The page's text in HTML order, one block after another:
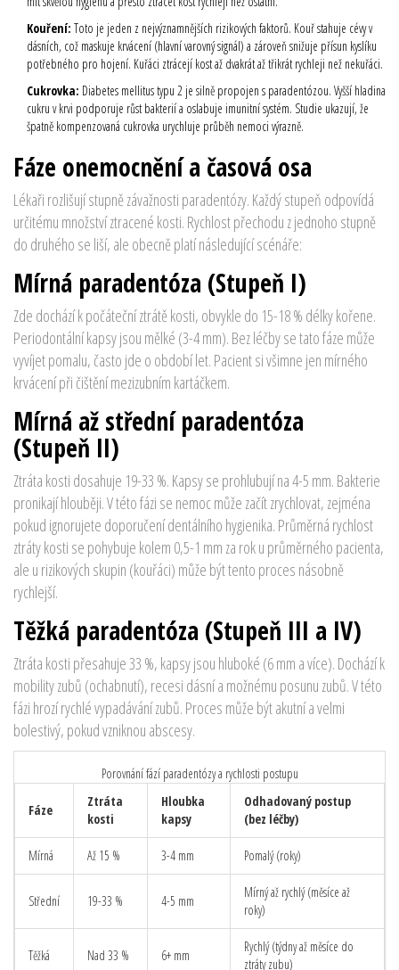
Kouření: Toto je jeden z nejvýznamnějších rizikových faktorů. Kouř stahuje cévy v
dásních, což maskuje krvácení (hlavní varovný signál) a zároveň snižuje přísun kyslíku
potřebného pro hojení. Kuřáci ztrácejí kost až dvakrát až třikrát rychleji než nekuřáci.
Cukrovka: Diabetes mellitus typu 2 je silně propojen s paradentózou. Vyšší hladina
cukru v krvi podporuje růst bakterií a oslabuje imunitní systém. Studie ukazují, že
špatně kompenzovaná cukrovka urychluje průběh nemoci výrazně.
Fáze onemocnění a časová osa
Lékaři rozlišují stupně závažnosti paradentózy. Každý stupeň odpovídá
určitému množství ztracené kosti. Rychlost přechodu z jednoho stupně
do druhého se liší, ale obecně platí následující scénáře:
Mírná paradentóza (Stupeň I)
Zde dochází k počáteční ztrátě kosti, obvykle do 15-18 % délky kořene.
Periodontální kapsy jsou mělké (3-4 mm). Bez léčby se tato fáze může
vyvíjet pomalu, často jde o období let. Pacient si všimne jen mírného
krvácení při čištění mezizubním kartáčkem.
Mírná až střední paradentóza
(Stupeň II)
Ztráta kosti dosahuje 19-33 %. Kapsy se prohlubují na 4-5 mm. Bakterie
pronikají hlouběji. V této fázi se nemoc může začít zrychlovat, zejména
pokud ignorujete doporučení dentálního hygienika. Průměrná rychlost
ztráty kosti se pohybuje kolem 0,5-1 mm za rok u průměrného pacienta,
ale u rizikových skupin (kouřáci) může být tento proces násobně
rychlejší.
Těžká paradentóza (Stupeň III a IV)
Ztráta kosti přesahuje 33 %, kapsy jsou hluboké (6 mm a více). Dochází k
mobility zubů (ochabnutí), recesi dásní a možnému posunu zubů. V této
fázi hrozí rychlé vypadávání zubů. Proces může být akutní a velmi
bolestivý, pokud vzniknou abscesy.
Porovnání fází paradentózy a rychlosti postupu
Fáze
Ztráta
kosti
Hloubka
kapsy
Odhadovaný postup
(bez léčby)
Mírná Až 15 % 3-4 mm Pomalý (roky)
Střední 19-33 % 4-5 mm
Mírný až rychlý (měsíce až
roky)
Těžká Nad 33 % 6+ mm
Rychlý (týdny až měsíce do
ztráty zubu)